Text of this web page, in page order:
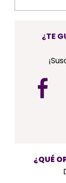
¿TE
¿QUÉ